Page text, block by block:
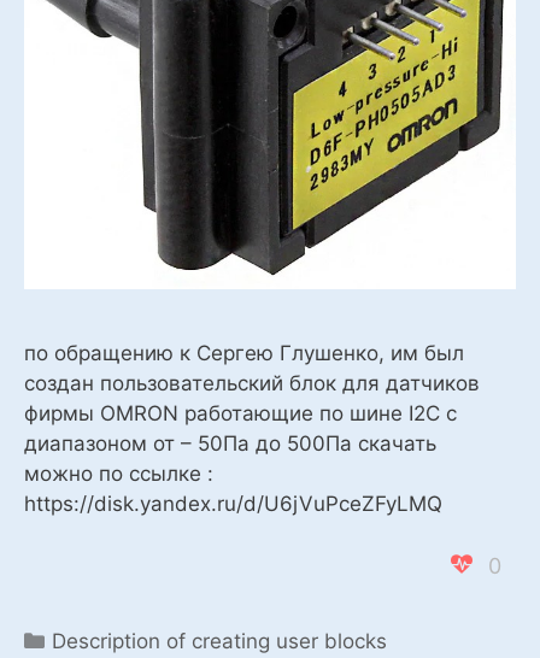
по обращению к Сергею Глушенко, им был
создан пользовательский блок для датчиков
фирмы OMRON работающие по шине I2C с
диапазоном от – 50Па до 500Па скачать
можно по ссылке :
https://disk.yandex.ru/d/U6jVuPceZFyLMQ
0
Categories
Description of creating user blocks